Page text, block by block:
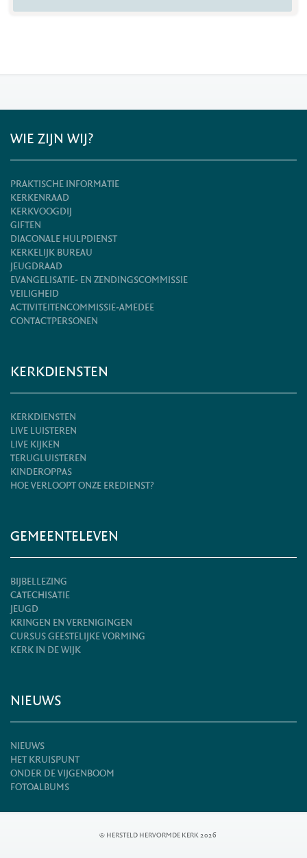
WIE ZIJN WIJ?
PRAKTISCHE INFORMATIE
KERKENRAAD
KERKVOOGDIJ
GIFTEN
DIACONALE HULPDIENST
KERKELIJK BUREAU
JEUGDRAAD
EVANGELISATIE- EN ZENDINGSCOMMISSIE
VEILIGHEID
ACTIVITEITENCOMMISSIE-AMEDEE
CONTACTPERSONEN
KERKDIENSTEN
KERKDIENSTEN
LIVE LUISTEREN
LIVE KIJKEN
TERUGLUISTEREN
KINDEROPPAS
HOE VERLOOPT ONZE EREDIENST?
GEMEENTELEVEN
BIJBELLEZING
CATECHISATIE
JEUGD
KRINGEN EN VERENIGINGEN
CURSUS GEESTELIJKE VORMING
KERK IN DE WIJK
NIEUWS
NIEUWS
HET KRUISPUNT
ONDER DE VIJGENBOOM
FOTOALBUMS
© HERSTELD HERVORMDE KERK 2026